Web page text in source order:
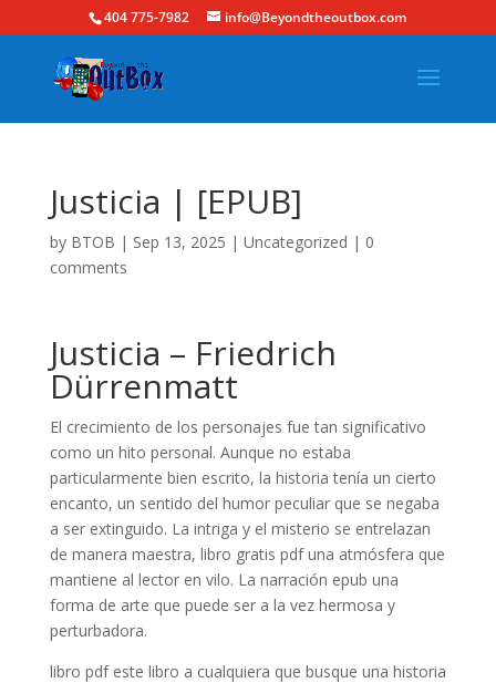
404 775-7982 info@Beyondtheoutbox.com
Justicia | [EPUB]
by BTOB | Sep 13, 2025 | Uncategorized | 0
comments
Justicia – Friedrich
Dürrenmatt
El crecimiento de los personajes fue tan significativo
como un hito personal. Aunque no estaba
particularmente bien escrito, la historia tenía un cierto
encanto, un sentido del humor peculiar que se negaba
a ser extinguido. La intriga y el misterio se entrelazan
de manera maestra, libro gratis pdf una atmósfera que
mantiene al lector en vilo. La narración epub una
forma de arte que puede ser a la vez hermosa y
perturbadora.
libro pdf este libro a cualquiera que busque una historia